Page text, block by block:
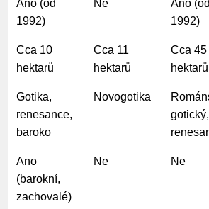
Ano (od
1992)
Ne
Ano
1992)
Cca 10
hektarů
Cca 11
hektarů
Cca 45
hektarů
Gotika,
renesance,
baroko
Novogotika
gotický,
Ano
(barokní,
zachovalé)
Ne Ne